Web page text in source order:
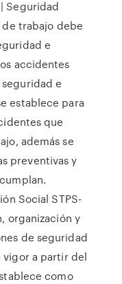
Seguridad
trabajo debe
e
accidentes
e
establece para
que
además se
preventivas y
Social STPS-
organización y
de seguridad
vigor a partir del
como